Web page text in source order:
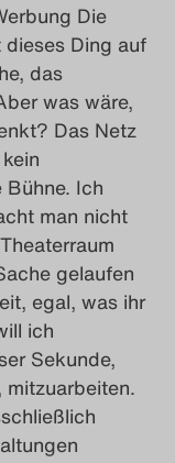
Die
Ding auf
das
was wäre,
Das Netz
Ich
man nicht
gelaufen
egal, was ihr
ich
Sekunde,